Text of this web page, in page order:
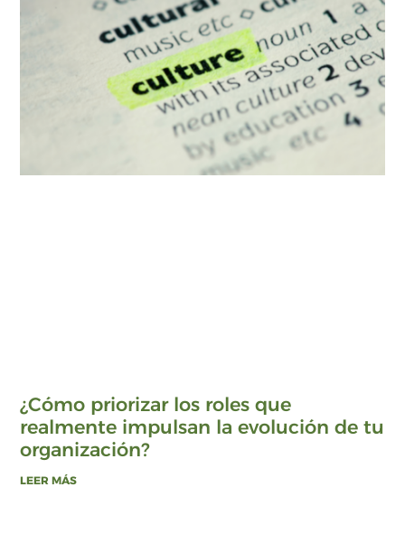
¿Cómo priorizar los roles que
realmente impulsan la evolución de tu
organización?
LEER MÁS